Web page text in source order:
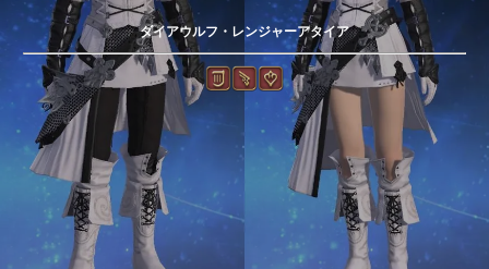
ダイアウルフ・レンジャーアタイア